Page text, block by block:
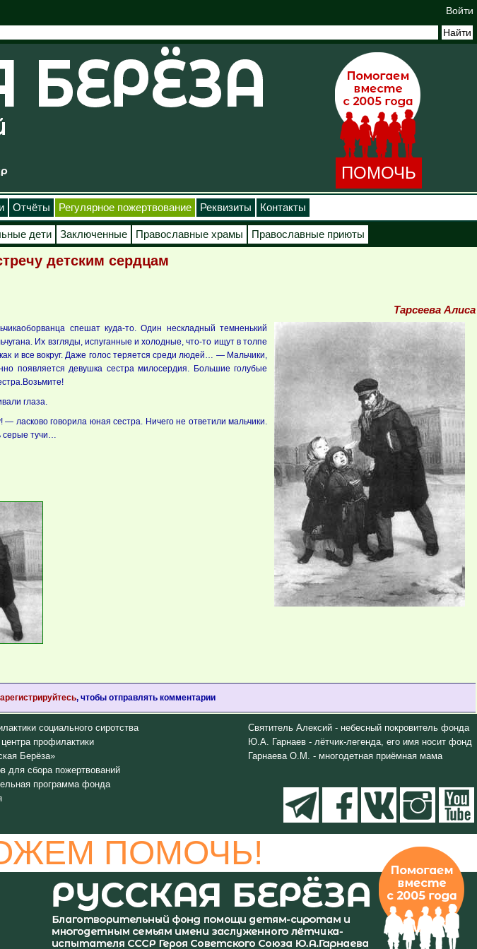
Войти
ПОМОЧЬ
Отчёты Регулярное пожертвование Реквизиты Контакты
дети Заключенные Православные храмы Православные приюты
детским сердцам
Тарсеева Алиса
спешат куда-то. Один нескладный темненький
Их взгляды, испуган­ные и холодные, что-то ищут в тол­пе
и все вокруг. Даже голос теряется среди людей… — Мальчики,
появляется девушка сестра милосердия. Большие го­лубые
Возьмите!
глаза.
ласково говорила юная сестра. Ничего не ответили мальчики.
серые тучи…
, чтобы отправлять комментарии
социального сиротства
профилактики
Берёза»
для сбора пожертвований
программа фонда
Святитель Алексий - небесный покровитель фонда
Ю.А. Гарнаев - лётчик-легенда, его имя носит фонд
Гарнаева О.М. - многодетная приёмная мама
ПОМОЧЬ!